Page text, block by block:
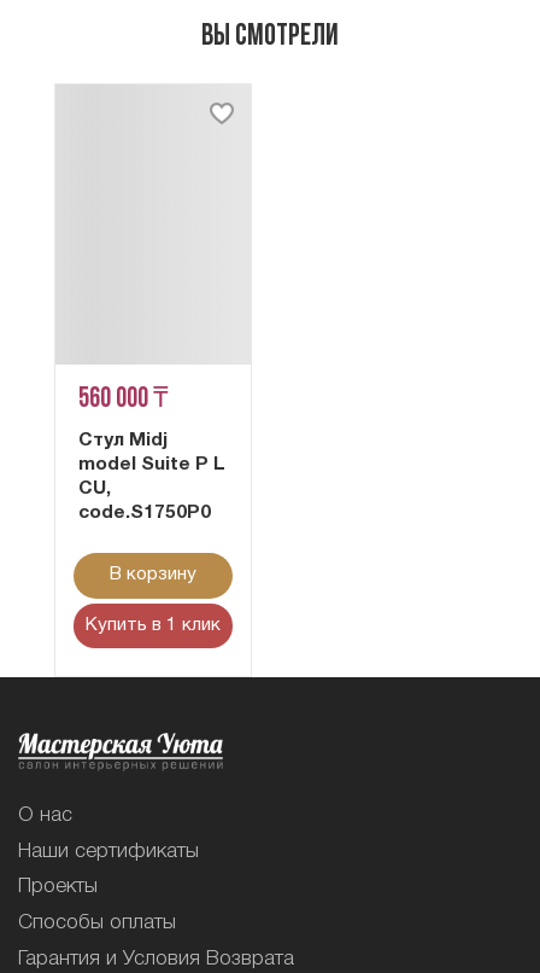
Вы смотрели
560 000 ₸
Стул Midj
model Suite P L
CU,
code.S1750P0
В корзину
Купить в 1 клик
О нас
Наши сертификаты
Проекты
Способы оплаты
Гарантия и Условия Возврата